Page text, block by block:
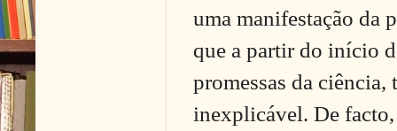
uma manifestação da
que a partir do início
promessas da
inexplicável. De